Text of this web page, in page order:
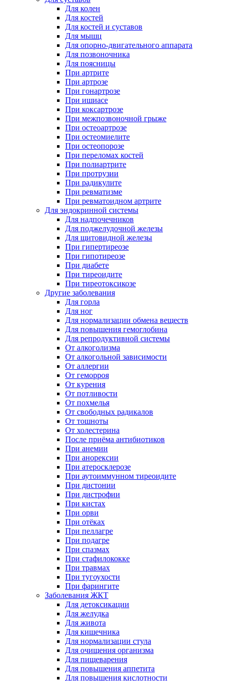
Для колен
Для костей
Для костей и суставов
Для мышц
Для опорно-двигательного аппарата
Для позвоночника
Для поясницы
При артрите
При артрозе
При гонартрозе
При ишиасе
При коксартрозе
При межпозвоночной грыже
При остеоартрозе
При остеомиелите
При остеопорозе
При переломах костей
При полиартрите
При протрузии
При радикулите
При ревматизме
При ревматоидном артрите
Для эндокринной системы
Для надпочечников
Для поджелудочной железы
Для щитовидной железы
При гипертиреозе
При гипотиреозе
При диабете
При тиреоидите
При тиреотоксикозе
Другие заболевания
Для горла
Для ног
Для нормализации обмена веществ
Для повышения гемоглобина
Для репродуктивной системы
От алкоголизма
От алкогольной зависимости
От аллергии
От геморроя
От курения
От потливости
От похмелья
От свободных радикалов
От тошноты
От холестерина
После приёма антибиотиков
При анемии
При анорексии
При атеросклерозе
При аутоиммунном тиреоидите
При дистонии
При дистрофии
При кистах
При орви
При отёках
При пеллагре
При подагре
При спазмах
При стафилококке
При травмах
При тугоухости
При фарингите
Заболевания ЖКТ
Для детоксикации
Для желудка
Для живота
Для кишечника
Для нормализации стула
Для очищения организма
Для пищеварения
Для повышения аппетита
Для повышения кислотности